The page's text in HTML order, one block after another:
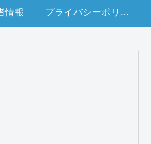
情報 プライバシーポリシー